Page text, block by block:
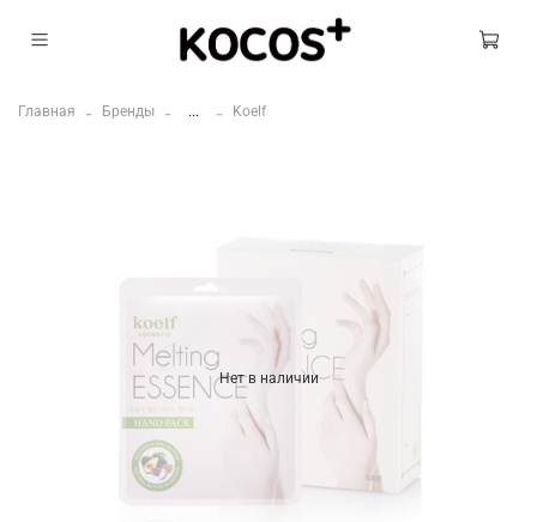
Главная Бренды ... Koelf
Нет в наличии